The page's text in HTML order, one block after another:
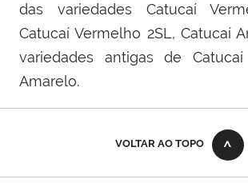
das variedades Catucaí
Catucaí Vermelho 2SL, Catucaí
variedades antigas de
Amarelo.
VOLTAR AO TOPO